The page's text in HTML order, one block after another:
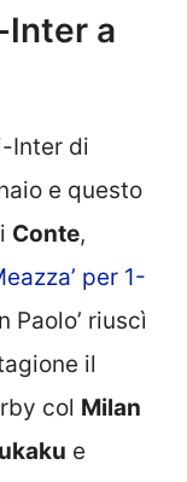
Inter a
Inter di
e questo
Conte,
per 1-
Paolo’ riuscì
il
col Milan
e